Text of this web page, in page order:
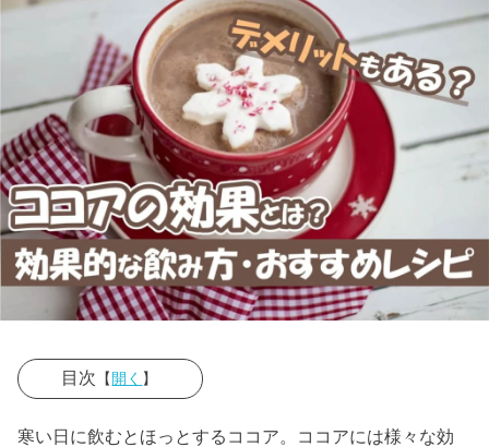
目次 【開く 】
› ココアの効果
寒い日に飲むとほっとするココア。ココアには様々な効